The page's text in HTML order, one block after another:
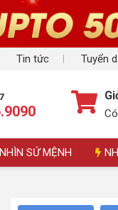
Tin tức Tuyển
Có
SỨ MỆNH